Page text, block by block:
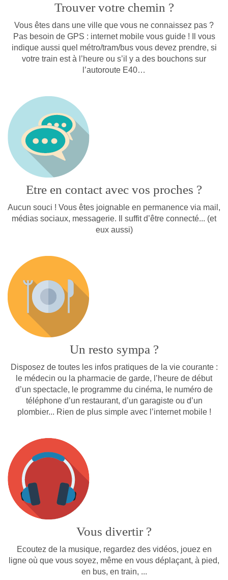
Trouver votre chemin ?
Vous êtes dans une ville que vous ne connaissez pas ?
Pas besoin de GPS : internet mobile vous guide ! Il vous
indique aussi quel métro/tram/bus vous devez prendre, si
votre train est à l’heure ou s’il y a des bouchons sur
l’autoroute E40…
Etre en contact avec vos proches ?
Aucun souci ! Vous êtes joignable en permanence via mail,
médias sociaux, messagerie. Il suffit d’être connecté... (et
eux aussi)
Un resto sympa ?
Disposez de toutes les infos pratiques de la vie courante :
le médecin ou la pharmacie de garde, l’heure de début
d’un spectacle, le programme du cinéma, le numéro de
téléphone d’un restaurant, d’un garagiste ou d’un
plombier... Rien de plus simple avec l’internet mobile !
Vous divertir ?
Ecoutez de la musique, regardez des vidéos, jouez en
ligne où que vous soyez, même en vous déplaçant, à pied,
en bus, en train, ...